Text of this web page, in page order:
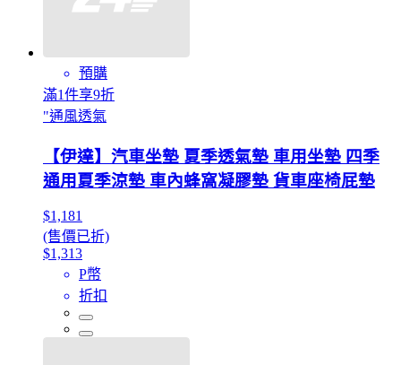
預購
滿1件享9折
"通風透氣
【伊達】汽車坐墊 夏季透氣墊 車用坐墊 四季
通用夏季涼墊 車內蜂窩凝膠墊 貨車座椅屁墊
$1,181
(售價已折)
$1,313
P幣
折扣